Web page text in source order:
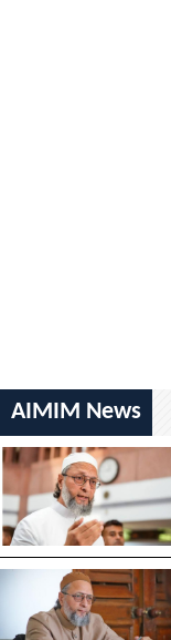
AIMIM News